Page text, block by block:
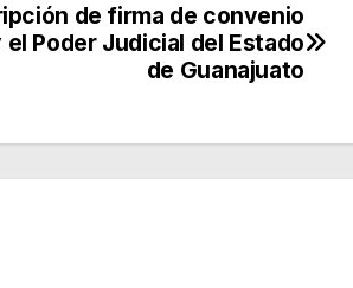
de firma de convenio
el Poder Judicial del Estado
de Guanajuato